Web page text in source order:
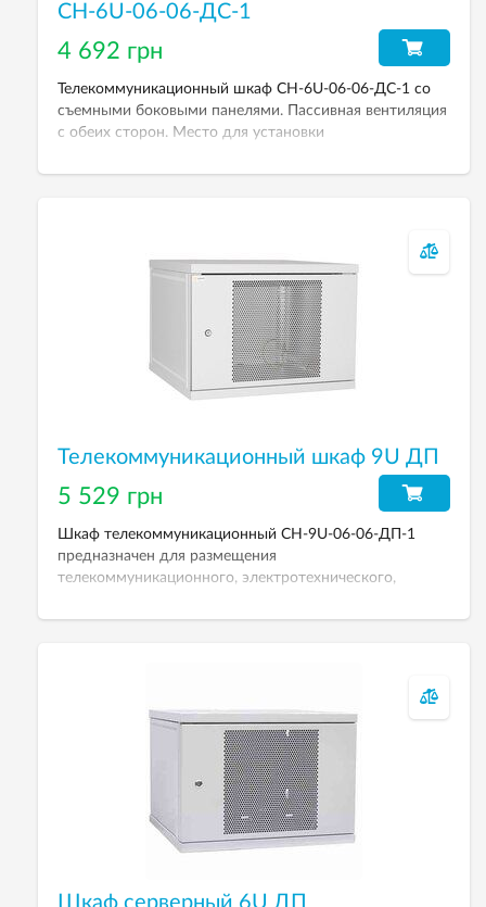
СН-6U-06-06-ДС-1
4 692 грн
Телекоммуникационный шкаф СН-6U-06-06-ДС-1 со
съемными боковыми панелями. Пассивная вентиляция
с обеих сторон. Место для установки
металлическая с тонированным каленым стеклом
303х600х600 мм.
Телекоммуникационный шкаф 9U ДП
5 529 грн
Шкаф телекоммуникационный СН-9U-06-06-ДП-1
предназначен для размещения
телекоммуникационного, электротехнического,
9U. Степень защиты от пыли и влаги: IP-21. Дверь
Шкаф серверный 6U ДП